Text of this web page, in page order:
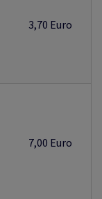
3,70 Euro
7,00 Euro